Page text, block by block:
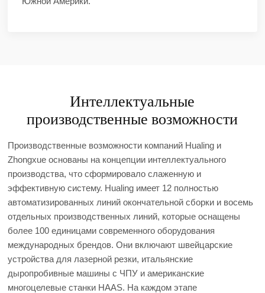
Интеллектуальные
производственные возможности
Производственные возможности компаний Hualing и
Zhongxue основаны на концепции интеллектуального
производства, что сформировало слаженную и
эффективную систему. Hualing имеет 12 полностью
автоматизированных линий окончательной сборки и восемь
отдельных производственных линий, которые оснащены
более 100 единицами современного оборудования
международных брендов. Они включают швейцарские
устройства для лазерной резки, итальянские
дыропробивные машины с ЧПУ и американские
многоцелевые станки HAAS. На каждом этапе